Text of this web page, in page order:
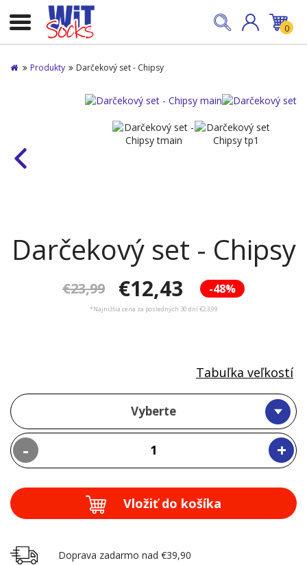
0
Produkty Darčekový set - Chipsy
Darčekový set - Chipsy
-48%
€23,99 €12,43
*Najnižšia cena za posledných 30 dní €23,99
Vyberte
- +
Tabuľka veľkostí
Vložiť do košíka
Doprava zadarmo nad €39,90